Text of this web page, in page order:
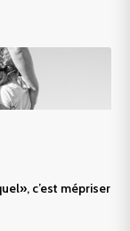
c’est mépriser